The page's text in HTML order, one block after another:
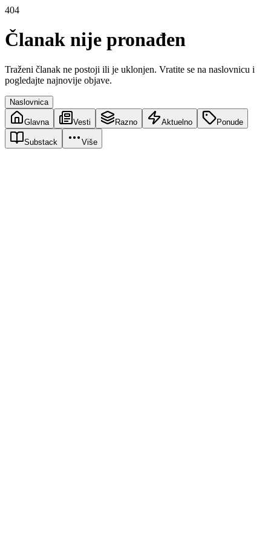
404
Članak nije pronađen
Traženi članak ne postoji ili je uklonjen. Vratite se na naslovnicu i
pogledajte najnovije objave.
Naslovnica
Glavna Vesti Razno Aktuelno Ponude
Substack Više